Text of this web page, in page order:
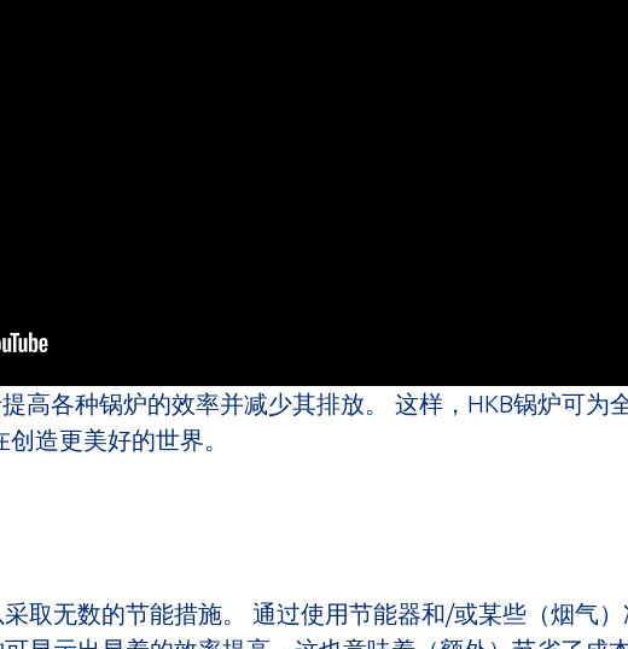
高各种锅炉的效率并减少其排放。 这样，HKB锅炉可为
造更美好的世界。
取无数的节能措施。 通过使用节能器和/或某些（烟气）